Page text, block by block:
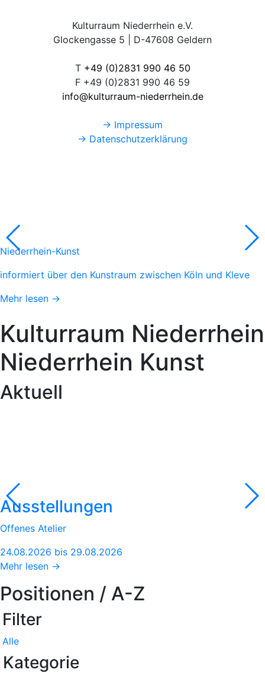
Kulturraum Niederrhein e.V.
Glockengasse 5 | D-47608 Geldern
T +49 (0)2831 990 46 50
F +49 (0)2831 990 46 59
info@kulturraum-niederrhein.de
→ Impressum
→ Datenschutzerklärung
Niederrhein-Kunst
informiert über den Kunstraum zwischen Köln und Kleve
Mehr lesen →
Kulturraum Niederrhein
Niederrhein Kunst
Aktuell
Ausstellungen
Offenes Atelier
24.08.2026 bis 29.08.2026
Mehr lesen →
Positionen / A-Z
Filter
Alle
Kategorie